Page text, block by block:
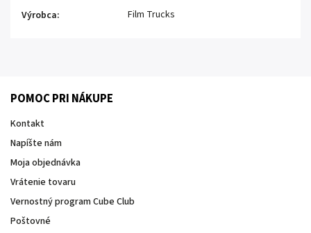
Výrobca: Film Trucks
POMOC PRI NÁKUPE
Kontakt
Napíšte nám
Moja objednávka
Vrátenie tovaru
Vernostný program Cube Club
Poštovné